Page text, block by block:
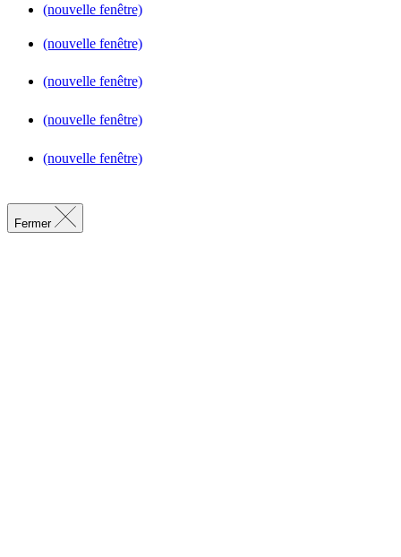
(nouvelle fenêtre)
(nouvelle fenêtre)
(nouvelle fenêtre)
(nouvelle fenêtre)
(nouvelle fenêtre)
Fermer